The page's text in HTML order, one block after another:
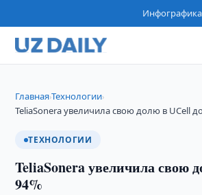
Инфографика
Главная›Технологии›
TeliaSonera увеличила свою долю в UCell
ТЕХНОЛОГИИ
TeliaSonera увеличила свою
94%